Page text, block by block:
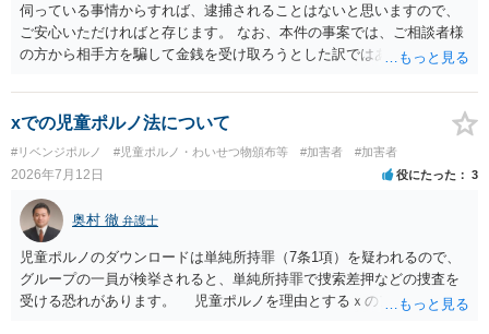
伺っている事情からすれば、逮捕されることはないと思いますので、
ご安心いただければと存じます。 なお、本件の事案では、ご相談者様
の方から相手方を騙して金銭を受け取ろうとした訳ではありませんの
xでの児童ポルノ法について
#リベンジポルノ #児童ポルノ・わいせつ物頒布等 #加害者 #加害者
2026年7月12日 役にたった 3
奥村 徹 弁護士
児童ポルノのダウンロードは単純所持罪（7条1項）を疑われるので、
グループの一員が検挙されると、単純所持罪で捜索差押などの捜査を
受ける恐れがあります。 児童ポルノを理由とするｘのアカウント凍